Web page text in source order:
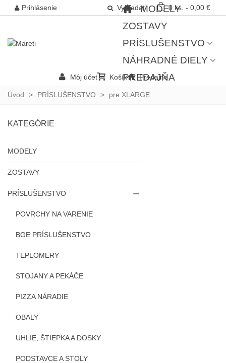
Prihlásenie Vyhľadať 0 ks. - 0,00 €
MODELY
ZOSTAVY
PRÍSLUŠENSTVO
NÁHRADNÉ DIELY
PREDAJŇA
Môj účet Košík Predajne
Úvod > PRÍSLUŠENSTVO > pre XLARGE
KATEGÓRIE
MODELY
ZOSTAVY
PRÍSLUŠENSTVO
POVRCHY NA VARENIE
BGE PRÍSLUŠENSTVO
TEPLOMERY
STOJANY A PEKÁČE
PIZZA NÁRADIE
OBALY
UHLIE, ŠTIEPKA A DOSKY
PODSTAVCE A STOLY